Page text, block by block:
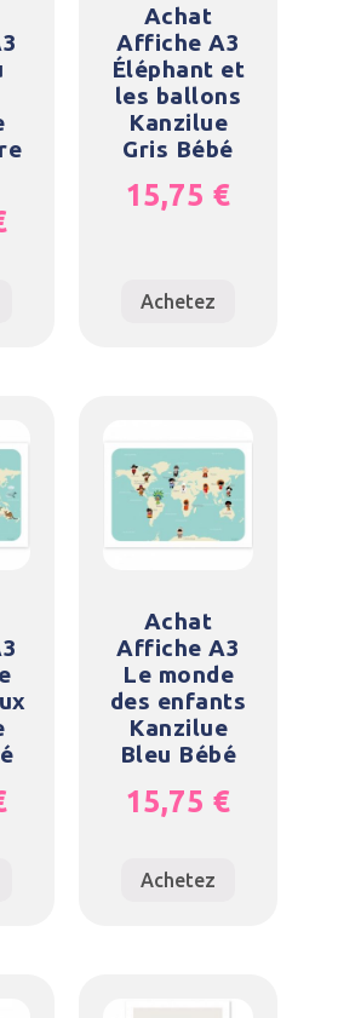
Achat
Affiche A3
Éléphant et
les ballons
Kanzilue
Gris Bébé
15,75 €
Achetez
Achat
Affiche A3
Le monde
des enfants
Kanzilue
Bleu Bébé
15,75 €
Achetez